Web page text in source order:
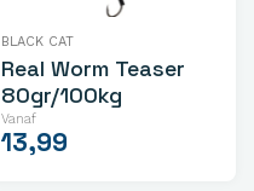
BLACK CAT
Real Worm Teaser
80gr/100kg
Vanaf
13,99